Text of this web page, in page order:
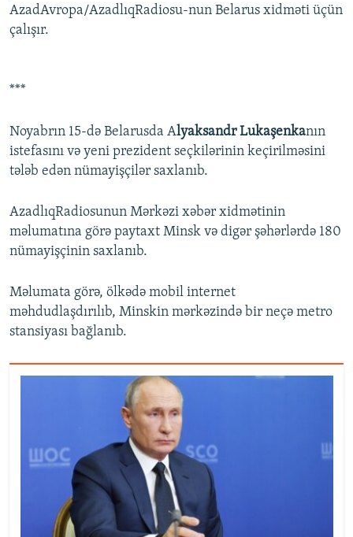
AzadAvropa/AzadlıqRadiosu-nun Belarus xidməti üçün
çalışır.
***
Noyabrın 15-də Belarusda Alyaksandr Lukaşenkanın
istefasını və yeni prezident seçkilərinin keçirilməsini
tələb edən nümayişçilər saxlanıb.
AzadlıqRadiosunun Mərkəzi xəbər xidmətinin
məlumatına görə paytaxt Minsk və digər şəhərlərdə 180
nümayişçinin saxlanıb.
Məlumata görə, ölkədə mobil internet
məhdudlaşdırılıb, Minskin mərkəzində bir neçə metro
stansiyası bağlanıb.